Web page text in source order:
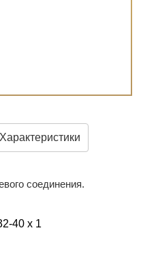
Характеристики
соединения.